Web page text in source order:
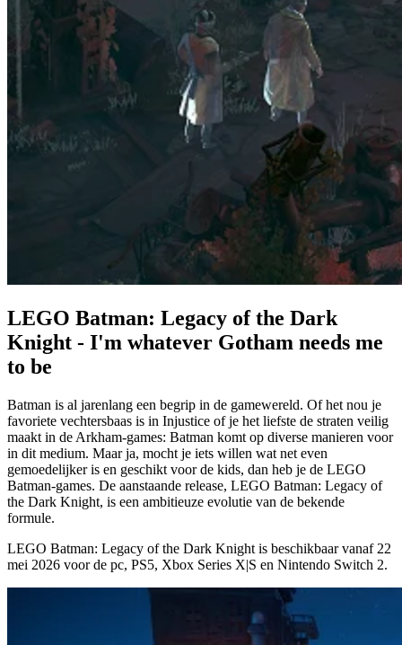
LEGO Batman: Legacy of the Dark
Knight - I'm whatever Gotham needs me
to be
Batman is al jarenlang een begrip in de gamewereld. Of het nou je
favoriete vechtersbaas is in Injustice of je het liefste de straten veilig
maakt in de Arkham-games: Batman komt op diverse manieren voor
in dit medium. Maar ja, mocht je iets willen wat net even
gemoedelijker is en geschikt voor de kids, dan heb je de LEGO
Batman-games. De aanstaande release, LEGO Batman: Legacy of
the Dark Knight, is een ambitieuze evolutie van de bekende
formule.
LEGO Batman: Legacy of the Dark Knight is beschikbaar vanaf 22
mei 2026 voor de pc, PS5, Xbox Series X|S en Nintendo Switch 2.